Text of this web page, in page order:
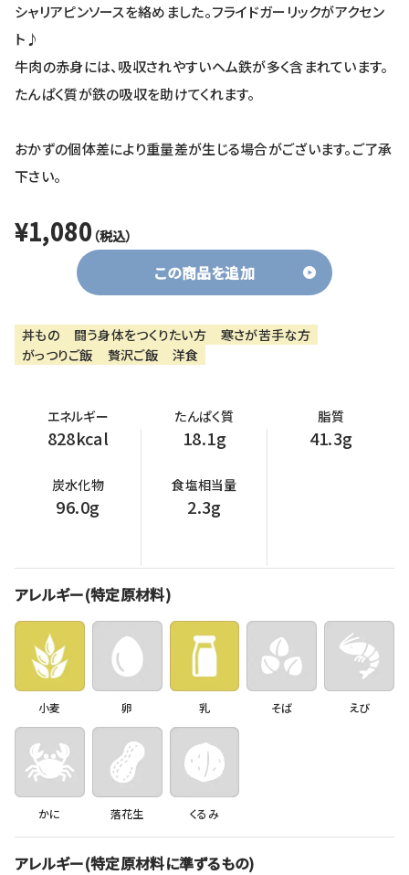
シャリアピンソースを絡めました。フライドガーリックがアクセン
ト♪
牛肉の赤身には、吸収されやすいヘム鉄が多く含まれています。
たんぱく質が鉄の吸収を助けてくれます。
おかずの個体差により重量差が生じる場合がございます。ご了承
下さい。
¥1,080 （税込）
この商品を追加
丼もの 闘う身体をつくりたい方
寒さが苦手な方
がっつりご飯
贅沢ご飯 洋食
エネルギー
828kcal
たんぱく質
18.1g
脂質
41.3g
炭水化物
96.0g
食塩相当量
2.3g
アレルギー(特定原材料)
小麦 卵 乳 そば えび
かに 落花生 くるみ
アレルギー(特定原材料に準ずるもの)